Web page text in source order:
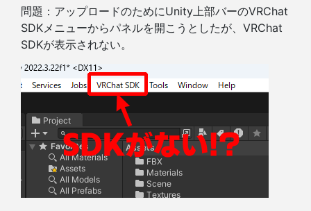
問題：アップロードのためにUnity上部バーのVRChat
SDKメニューからパネルを開こうとしたが、VRChat
SDKが表示されない。